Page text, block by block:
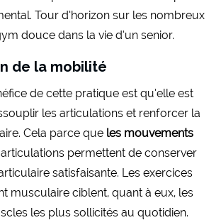
Tour d’horizon sur les nombreux
douce dans la vie d’un senior.
de la mobilité
de cette pratique est qu’elle est
les articulations et renforcer la
Cela parce que les mouvements
permettent de conserver
satisfaisante. Les exercices
musculaire ciblent, quant à eux, les
les plus sollicités au quotidien.